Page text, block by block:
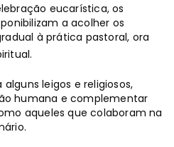
eucarística, os
a acolher os
à prática pastoral, ora
leigos e religiosos,
humana e complementar
aqueles que colaboram na